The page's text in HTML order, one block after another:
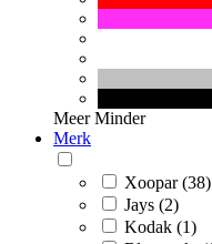
Meer Minder
Merk
Xoopar (38)
Jays (2)
Kodak (1)